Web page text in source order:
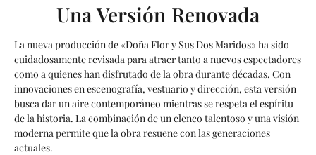
Una Versión Renovada
La nueva producción de «Doña Flor y Sus Dos Maridos» ha sido
cuidadosamente revisada para atraer tanto a nuevos espectadores
como a quienes han disfrutado de la obra durante décadas. Con
innovaciones en escenografía, vestuario y dirección, esta versión
busca dar un aire contemporáneo mientras se respeta el espíritu
de la historia. La combinación de un elenco talentoso y una visión
moderna permite que la obra resuene con las generaciones
actuales.